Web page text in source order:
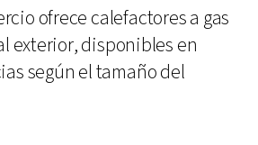
ofrece calefactores a gas
exterior, disponibles en
según el tamaño del